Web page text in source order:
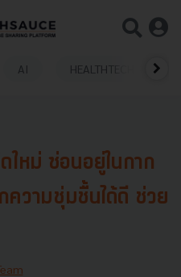
AI HEALTHTECH
ใหม่ ซ่อนอยู่ในกาก
ความชุ่มชื้นได้ดี ช่วย